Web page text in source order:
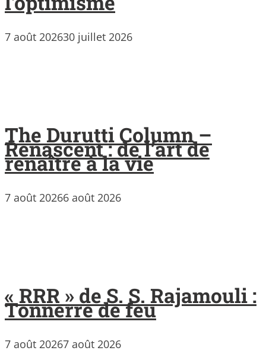
7 août 202630 juillet 2026
The Durutti Column –
Renascent : de l’art de
renaître à la vie
7 août 20266 août 2026
« RRR » de S. S. Rajamouli :
Tonnerre de feu
7 août 20267 août 2026